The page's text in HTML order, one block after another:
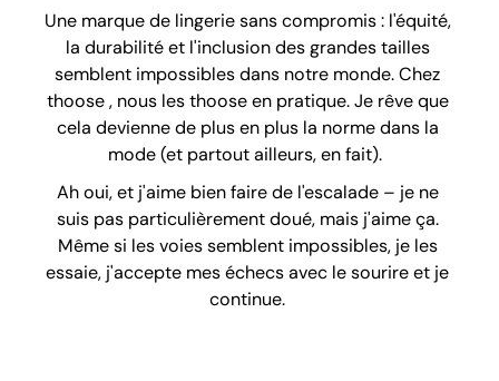
Une marque de lingerie sans compromis : l'équité,
la durabilité et l'inclusion des grandes tailles
semblent impossibles dans notre monde. Chez
thoose , nous les thoose en pratique. Je rêve que
cela devienne de plus en plus la norme dans la
mode (et partout ailleurs, en fait).
Ah oui, et j'aime bien faire de l'escalade – je ne
suis pas particulièrement doué, mais j'aime ça.
Même si les voies semblent impossibles, je les
essaie, j'accepte mes échecs avec le sourire et je
continue.